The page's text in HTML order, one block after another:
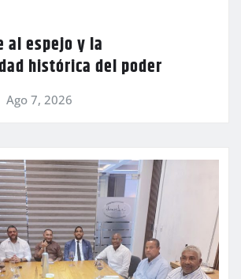
al espejo y la
histórica del poder
Ago 7, 2026